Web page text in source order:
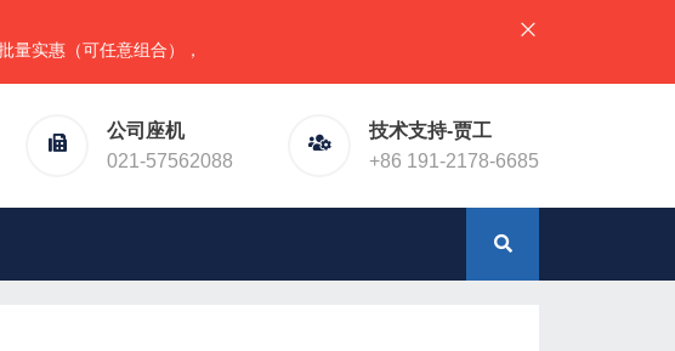
（可任意组合），详情请直接联系官网预留电话！或加微信（同手机号）
公司座机
021-57562088
技术支持-贾工
+86 191-2178-6685